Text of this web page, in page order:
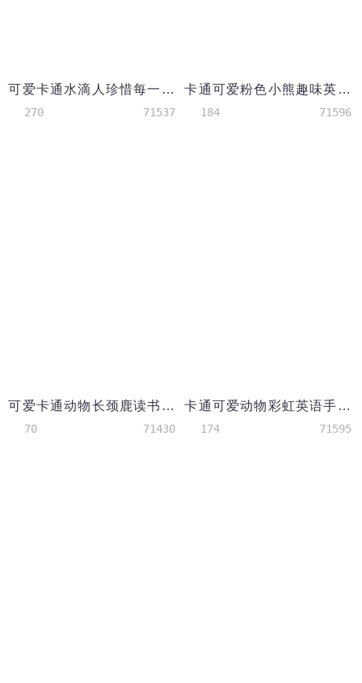
可爱卡通水滴人珍惜每一滴水手抄报wps
270 71537
卡通可爱粉色小熊趣味英语手抄报wps
184 71596
可爱卡通动物长颈鹿读书小报wps
70 71430
卡通可爱动物彩虹英语手抄报
174 71595